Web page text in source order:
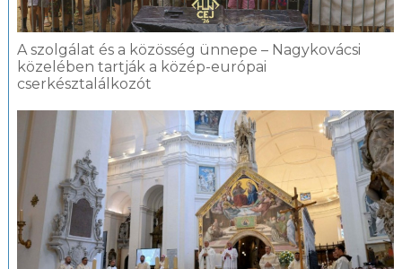
A szolgálat és a közösség ünnepe – Nagykovácsi
közelében tartják a közép-európai
cserkésztalálkozót